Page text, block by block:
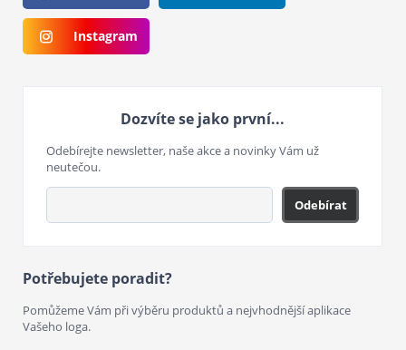
Instagram
Dozvíte se jako první...
Odebírejte newsletter, naše akce a novinky Vám už
neutečou.
Odebírat
Potřebujete poradit?
Pomůžeme Vám při výběru produktů a nejvhodnější aplikace
Vašeho loga.